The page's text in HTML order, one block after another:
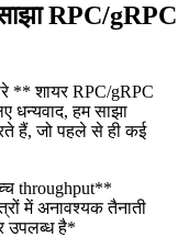
RPC/gRPC
** शायर RPC/gRPC
धन्यवाद, हम साझा
हैं, जो पहले से ही कई
throughput**
में अनावश्यक तैनाती
उपलब्ध है*